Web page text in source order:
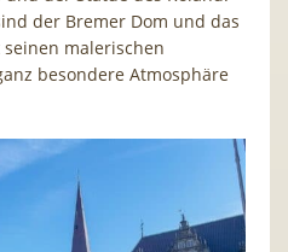
der Bremer Dom und das
malerischen
besondere Atmosphäre